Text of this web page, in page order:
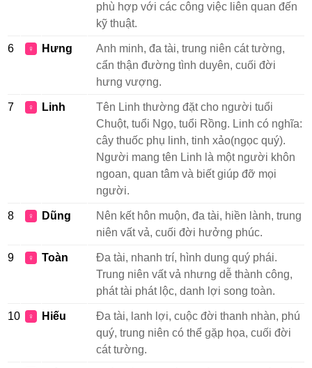
phù hợp với các công việc liên quan đến
kỹ thuật.
6 ♀ Hưng
Anh minh, đa tài, trung niên cát tường,
cẩn thận đường tình duyên, cuối đời
hưng vượng.
7 ♀ Linh
Tên Linh thường đặt cho người tuổi
Chuột, tuổi Ngọ, tuổi Rồng. Linh có nghĩa:
cây thuốc phụ linh, tinh xảo(ngọc quý).
Người mang tên Linh là một người khôn
ngoan, quan tâm và biết giúp đỡ mọi
người.
8 ♀ Dũng
Nên kết hôn muộn, đa tài, hiền lành, trung
niên vất vả, cuối đời hưởng phúc.
9 ♀ Toàn
Đa tài, nhanh trí, hình dung quý phái.
Trung niên vất vả nhưng dễ thành công,
phát tài phát lộc, danh lợi song toàn.
10 ♀ Hiếu
Đa tài, lanh lợi, cuộc đời thanh nhàn, phú
quý, trung niên có thể gặp họa, cuối đời
cát tường.